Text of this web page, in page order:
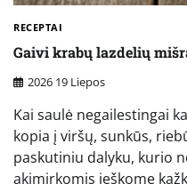
RECEPTAI
Gaivi krabų lazdelių
2026 19 Liepos
Kai saulė negailestingai
kopia į viršų, sunkūs,
paskutiniu dalyku, kurio
akimirkomis ieškome